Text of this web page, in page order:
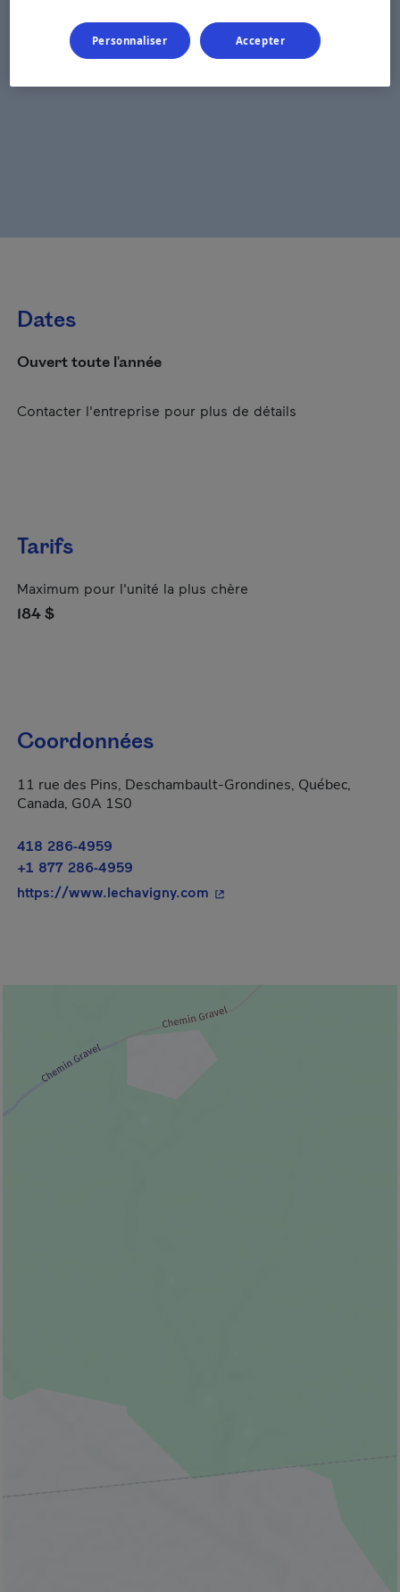
Dates
Ouvert toute l'année
Contacter l'entreprise pour plus de détails
Tarifs
Maximum pour l'unité la plus chère
184 $
Coordonnées
11 rue des Pins, Deschambault-Grondines, Québec,
Canada, G0A 1S0
418 286-4959
+1 877 286-4959
https://www.lechavigny.com - Cet hyperlien s'ouvrira
Personnaliser Accepter